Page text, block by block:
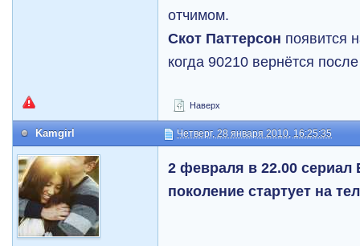
отчимом.
Скот Паттерсон появится
когда 90210 вернётся
Наверх
Kamgirl Четверг, 28 января 2010, 16:25:35
2 февраля в 22.00
поколение стартует на